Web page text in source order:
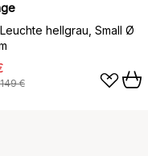
hellgrau, Small Ø
149 €